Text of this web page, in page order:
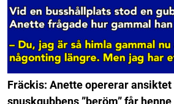
Fräckis: Anette opererar
snuskgubbens ”beröm” får